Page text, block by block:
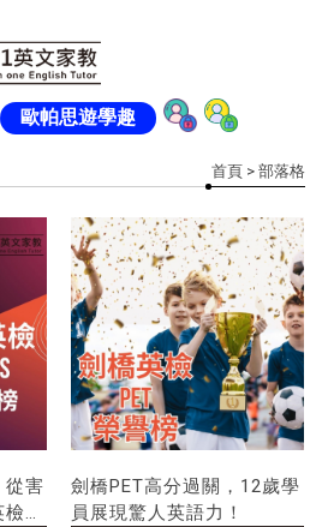
歐帕思遊學趣
首頁 > 部落格
從害
檢
劍橋PET高分過關，12歲學
員展現驚人英語力！